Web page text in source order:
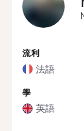
流利
法語
學
英語